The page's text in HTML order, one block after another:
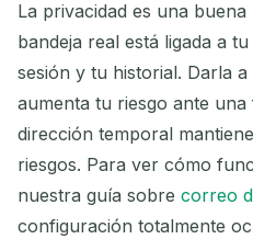
Próxima
La privacidad es una
bandeja real está ligada a
sesión y tu historial. Darla
aumenta tu riesgo ante
dirección temporal
riesgos. Para ver cómo
nuestra guía sobre correo
configuración totalmente